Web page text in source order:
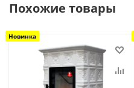
Похожие товары
Новинка